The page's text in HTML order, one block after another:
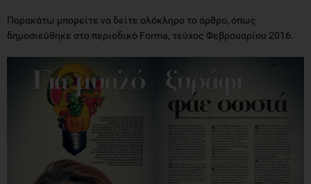
Παρακάτω μπορείτε να δείτε ολόκληρο το άρθρο, όπως
δημοσιεύθηκε στο περιοδικό Forma, τεύχος Φεβρουαρίου 2016.